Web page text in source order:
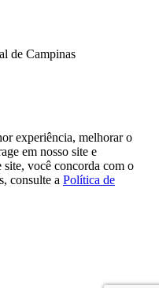
de Campinas
experiência, melhorar o
em nosso site e
você concorda com o
consulte a Política de